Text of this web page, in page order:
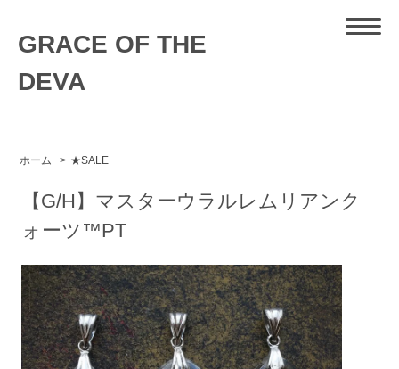
GRACE OF THE
DEVA
ホーム > ★SALE
【G/H】マスターウラルレムリアンク
ォーツ™PT